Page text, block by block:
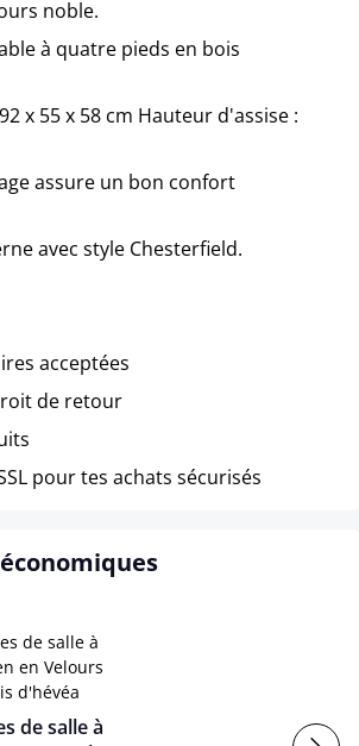
noble.
à quatre pieds en bois
x 55 x 58 cm Hauteur d'assise :
assure un bon confort
avec style Chesterfield.
acceptées
de retour
pour tes achats sécurisés
de salle à